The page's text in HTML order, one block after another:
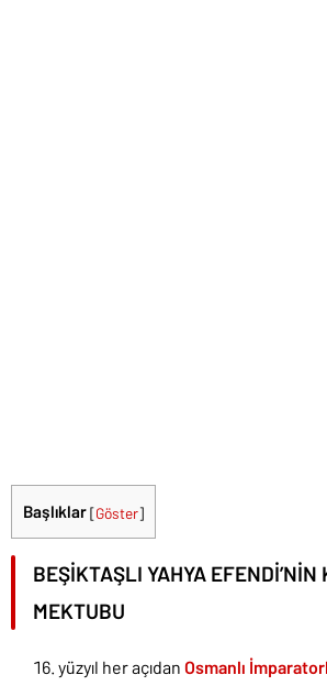
Başlıklar[Göster]
BEŞİKTAŞLI YAHYA EFENDİ’NİN
MEKTUBU
yüzyıl her açıdan Osmanlı